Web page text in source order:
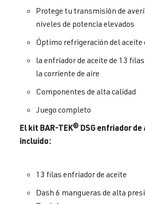
Protege tu transmisión de
niveles de potencia elevados
Óptimo refrigeración del
la enfriador de aceite de 13
la corriente de aire
Componentes de alta calidad
Juego completo
El kit BAR-TEK® DSG enfriador
incluido:
13 filas enfriador de aceite
Dash 6 mangueras de alta